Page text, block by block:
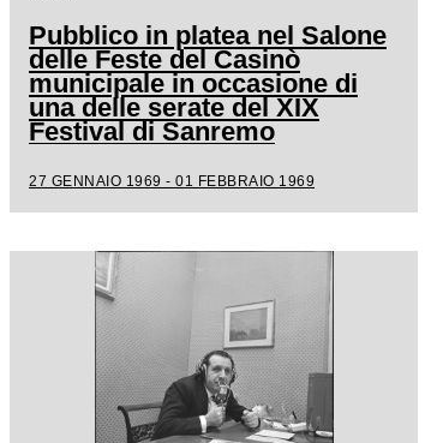
Pubblico in platea nel Salone
delle Feste del Casinò
municipale in occasione di
una delle serate del XIX
Festival di Sanremo
27 GENNAIO 1969 - 01 FEBBRAIO 1969